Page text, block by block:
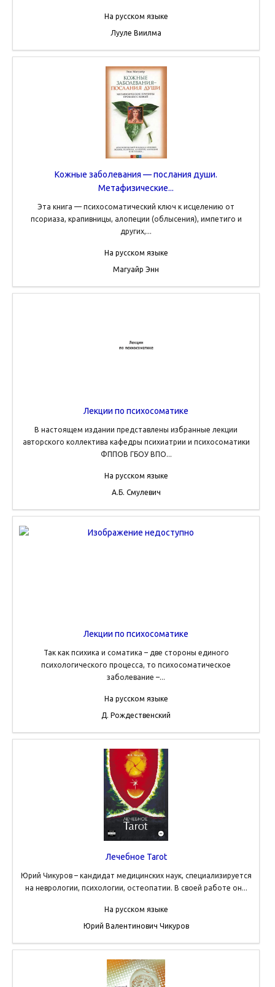
На русском языке
Лууле Виилма
Кожные заболевания — послания души.
Метафизические...
Эта книга — психосоматический ключ к исцелению от
псориаза, крапивницы, алопеции (облысения), импетиго и
других,...
На русском языке
Магуайр Энн
Лекции по психосоматике
В настоящем издании представлены избранные лекции
авторского коллектива кафедры психиатрии и психосоматики
ФППОВ ГБОУ ВПО...
На русском языке
А.Б. Смулевич
Лекции по психосоматике
Так как психика и соматика – две стороны единого
психологического процесса, то психосоматическое
заболевание –...
На русском языке
Д. Рождественский
Лечебное Tarot
Юрий Чикуров – кандидат медицинских наук, специализируется
на неврологии, психологии, остеопатии. В своей работе он...
На русском языке
Юрий Валентинович Чикуров